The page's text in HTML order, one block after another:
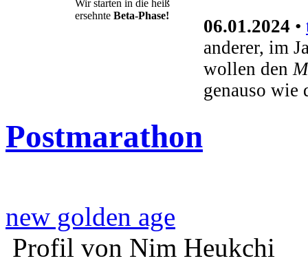
Wir starten in die heiß
ersehnte Beta-Phase!
06.01.2024 •
anderer, im
wollen den
genauso wie
Postmarathon
new golden age
Profil von Nim Heukchi